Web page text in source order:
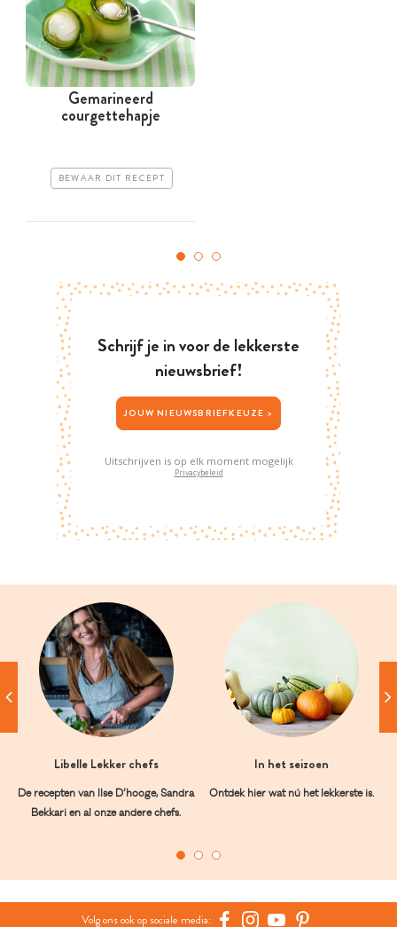
Gemarineerd
courgettehapje
BEWAAR DIT RECEPT
Schrijf je in voor de lekkerste
nieuwsbrief!
JOUW NIEUWSBRIEFKEUZE >
Uitschrijven is op elk moment mogelijk
Privacybeleid
Libelle Lekker chefs
De recepten van Ilse D’hooge, Sandra
Bekkari en al onze andere chefs.
In het seizoen
Ontdek hier wat nú het lekkerste is.
Volg ons ook op sociale media: